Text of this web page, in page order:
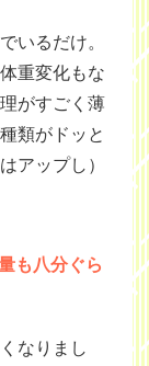
いるだけ。
重変化もな
がすごく薄
類がドッと
アップし）
も八分ぐら
なりまし